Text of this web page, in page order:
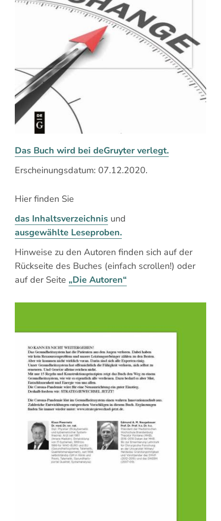
Das Buch wird bei deGruyter verlegt.
Erscheinungsdatum: 07.12.2020.
Hier finden Sie
das Inhaltsverzeichnisund
ausgewählte Leseproben.
Hinweise zu den Autoren finden sich auf der
Rückseite des Buches (einfach scrollen!) oder
auf der Seite „Die Autoren“